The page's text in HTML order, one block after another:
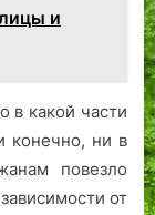
и
в какой части
конечно, ни в
повезло
от